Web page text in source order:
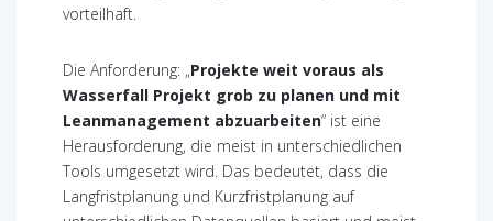
vorteilhaft.
Die Anforderung: „Projekte weit voraus als
Wasserfall Projekt grob zu planen und mit
Leanmanagement abzuarbeiten“ ist eine
Herausforderung, die meist in unterschiedlichen
Tools umgesetzt wird. Das bedeutet, dass die
Langfristplanung und Kurzfristplanung auf